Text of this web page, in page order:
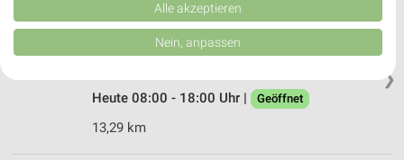
❯
pitstop Bottrop
Lützowstr. 4
Heute 08:00 - 18:00 Uhr |
Geöffnet
13,29 km
Verbesserung der Angebote. Verwendung reduzierter Daten zur Auswahl
von Inhalten.
Daten können außerhalb der Europäischen Union weitergegeben und in die
Website/App.
Partnerliste anzeigen (1 IAB-Anbieter)
Wir nutzen Ihre Daten für folgende Zwecke:
Alle akzeptieren
Nein, anpassen